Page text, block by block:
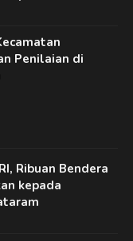
Penilaian di
Ribuan Bendera
kepada